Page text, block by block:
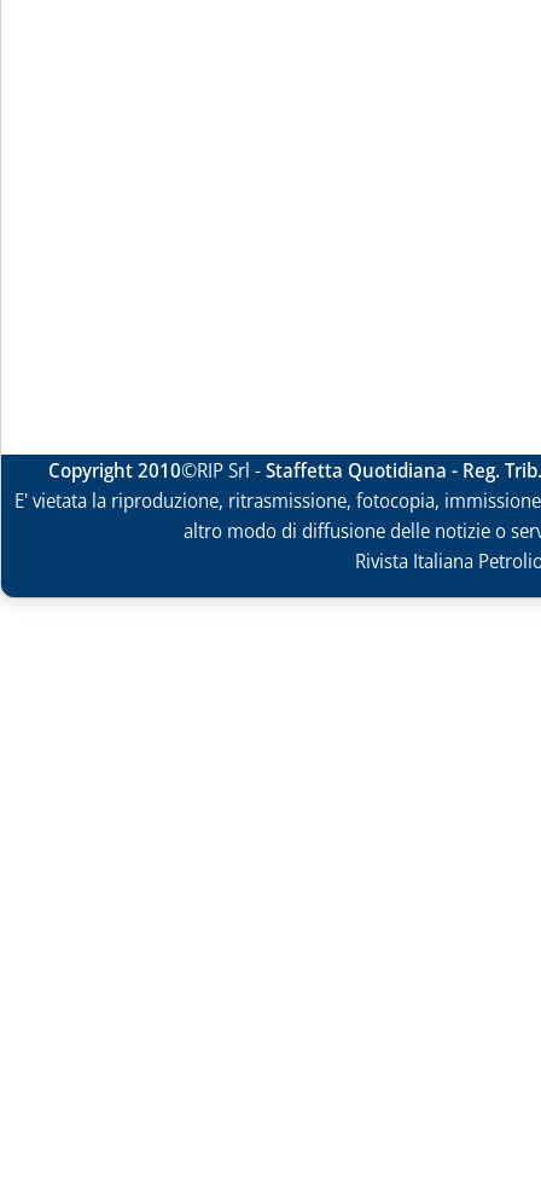
Copyright 2010©RIP Srl -Staffetta Quotidiana - Reg.
E' vietata la riproduzione, ritrasmissione, fotocopia,
altro modo di diffusione delle notizie o
Rivista Italiana